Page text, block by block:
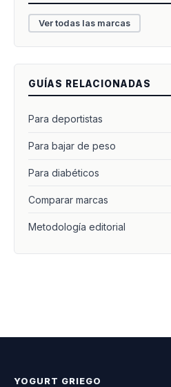
Ver todas las marcas
GUÍAS RELACIONADAS
Para deportistas
Para bajar de peso
Para diabéticos
Comparar marcas
Metodología editorial
YOGURT GRIEGO